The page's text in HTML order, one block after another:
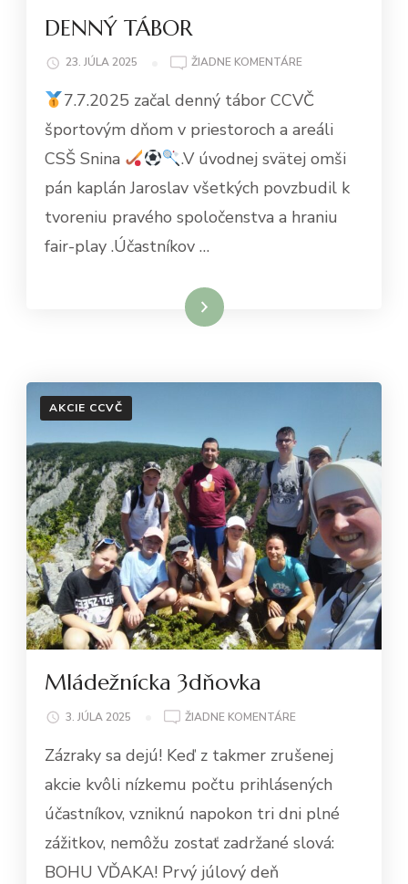
DENNÝ TÁBOR
23. JÚLA 2025 ŽIADNE KOMENTÁRENA
TÁBOR
7.7.2025 začal denný tábor CCVČ
športovým dňom v priestoroch a areáli
CSŠ Snina
.V úvodnej svätej omši
pán kaplán Jaroslav všetkých povzbudil k
tvoreniu pravého spoločenstva a hraniu
fair-play .Účastníkov …
Čítať viac
AKCIE CCVČ
Mládežnícka 3dňovka
3. JÚLA 2025 ŽIADNE KOMENTÁRENA
3DŇOVKA
Zázraky sa dejú! Keď z takmer zrušenej
akcie kvôli nízkemu počtu prihlásených
účastníkov, vzniknú napokon tri dni plné
zážitkov, nemôžu zostať zadržané slová:
BOHU VĎAKA! Prvý júlový deň